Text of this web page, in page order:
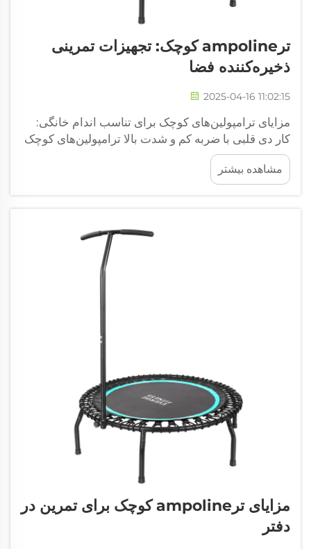
ترampoline کوچک: تجهیزات تمرینی
ذخیره‌کننده فضا
2025-04-16 11:02:15
مزایای ترامپولین‌های کوچک برای تناسب اندام خانگی:
کار دی قلبی با ضربه کم و شدت بالا ترامپولین‌های کوچک
به افراد امکان یک تمرین قلبی خوب را می‌دهند بدون
اینکه استرس زیادی روی زانوها و مچ‌های پا وارد شود،
این امر بیشتر به خاطر فنرهای یا باندهای زیرین آنهاست.
مشاهده بیشتر
مزایای ترampoline کوچک برای تمرین در
دفتر